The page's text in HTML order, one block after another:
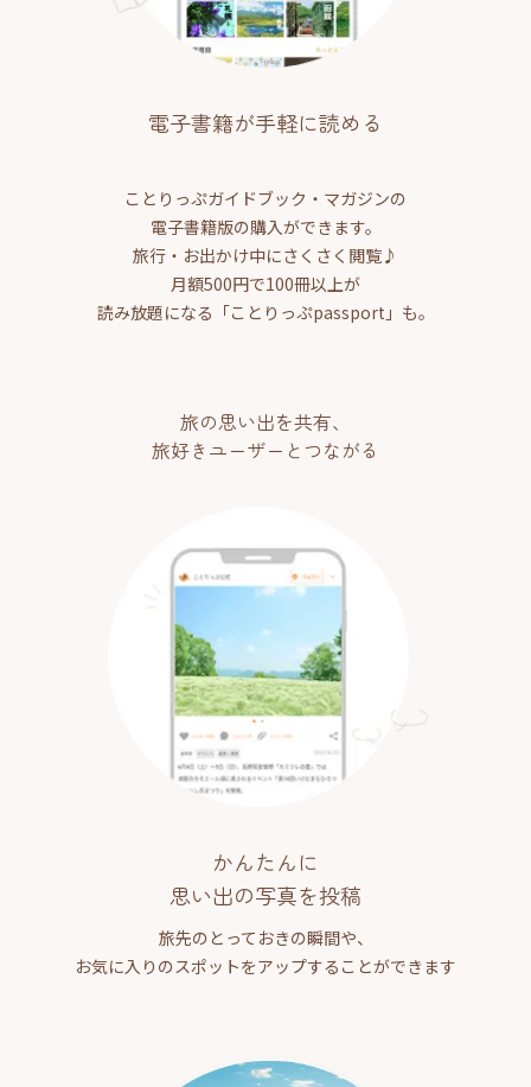
電子書籍が手軽に読める
ことりっぷガイドブック・マガジンの
電子書籍版の購入ができます。
旅行・お出かけ中にさくさく閲覧♪
月額500円で100冊以上が
読み放題になる「ことりっぷpassport」も。
旅の思い出を共有、
旅好きユーザーとつながる
かんたんに
思い出の写真を投稿
旅先のとっておきの瞬間や、
お気に入りのスポットをアップすることができます